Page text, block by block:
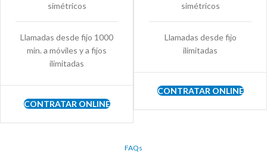
simétricos
Llamadas desde fijo 1000
min. a móviles y a fijos
ilimitadas
CONTRATAR ONLINE
simétricos
Llamadas desde fijo
ilimitadas
CONTRATAR ONLINE
FAQs